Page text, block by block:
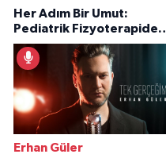
Her Adım Bir Umut:
Pediatrik Fizyoterapiden
İlham Veren Hikâyeler
Erhan Güler